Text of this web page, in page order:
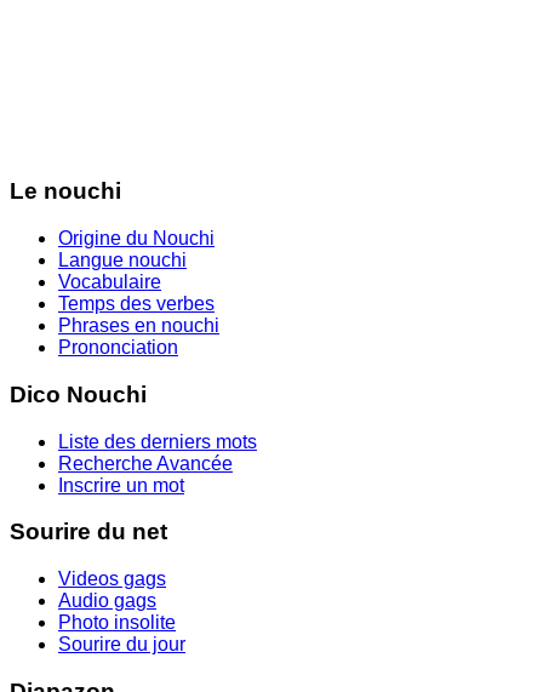
Le nouchi
Origine du Nouchi
Langue nouchi
Vocabulaire
Temps des verbes
Phrases en nouchi
Prononciation
Dico Nouchi
Liste des derniers mots
Recherche Avancée
Inscrire un mot
Sourire du net
Videos gags
Audio gags
Photo insolite
Sourire du jour